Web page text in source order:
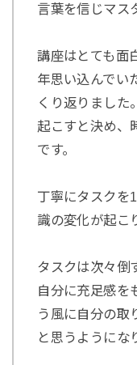
言葉を信じマス
講座はとても面
年思い込んでい
くり返りました
起こすと決め、
です。
丁寧にタスクを
識の変化が起こ
タスクは次々倒
自分に充足感を
う風に自分の取
と思うようにな